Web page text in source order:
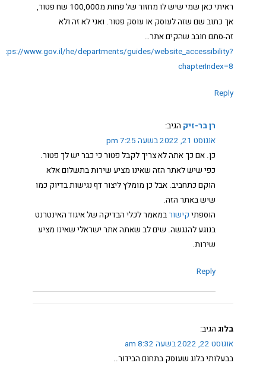
ראיתי כאן שמי שיש לו מחזור של פחות מ100,000 שח פטור,
אך כתוב שם שזה לעוסק או עוסק פטור. ואני לא זה ולא
זה-סתם חובב שהקים אתר…
www.gov.il/he/departments/guides/website_accessibility?
chapterIndex=8
Reply
רן בר-זיק הגיב:
אוגוסט 21, 2022 בשעה 7:25 pm
כן. אם כך אתה לא צריך לקבל פטור כי כבר יש לך פטור.
כפי שיש לאתר הזה שאינו מציע שירות בתשלום אלא
הוקם כתחביב. אבל כן מומלץ ליצור דף נגישות בדיוק כמו
שיש באתר הזה.
הוספתי קישורבמאמר לכלי הבדיקה של איגוד האינטרנט
בנוגע להנגשה. שים לב שאתה אתר ישראלי שאינו מציע
שירות.
Reply
בלוג הגיב:
אוגוסט 22, 2022 בשעה 8:32 am
בבעלותי בלוג שעוסק בתחום הבידור..